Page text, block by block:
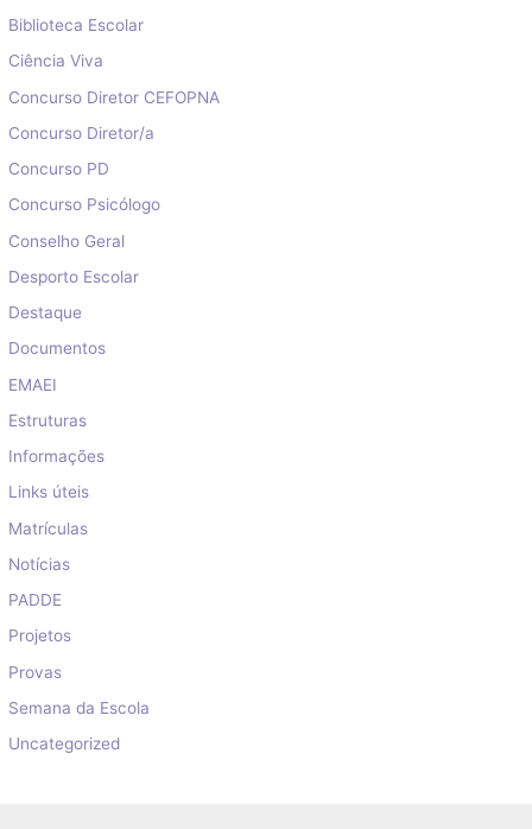
Biblioteca Escolar
Ciência Viva
Concurso Diretor CEFOPNA
Concurso Diretor/a
Concurso PD
Concurso Psicólogo
Conselho Geral
Desporto Escolar
Destaque
Documentos
EMAEI
Estruturas
Informações
Links úteis
Matrículas
Notícias
PADDE
Projetos
Provas
Semana da Escola
Uncategorized